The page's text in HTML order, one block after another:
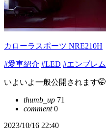
カローラスポーツ NRE210H
#愛車紹介 #LED #エンブレム
いよいよ一般公開されます🤭
thumb_up 71
comment0
2023/10/16 22:40